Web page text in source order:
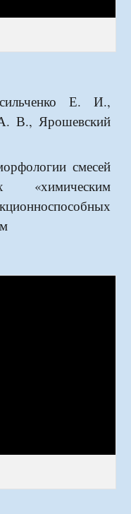
Е. И.,
В., Ярошевский
смесей
«химическим